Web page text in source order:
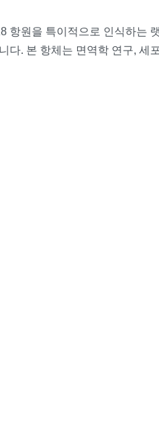
항원을 특이적으로 인식하는
. 본 항체는 면역학 연구, 세